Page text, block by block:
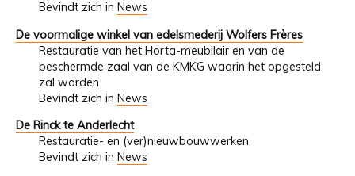
Bevindt zich in News
De voormalige winkel van edelsmederij Wolfers Frères
Restauratie van het Horta-meubilair en van de
beschermde zaal van de KMKG waarin het opgesteld
zal worden
Bevindt zich in News
De Rinck te Anderlecht
Restauratie- en (ver)nieuwbouwwerken
Bevindt zich in News